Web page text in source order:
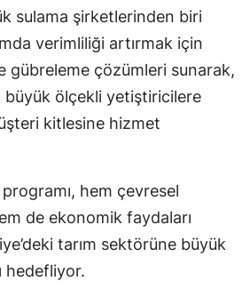
sulama şirketlerinden biri
verimliliği artırmak için
gübreleme çözümleri sunarak,
ölçekli yetiştiricilere
kitlesine hizmet
hem çevresel
de ekonomik faydaları
tarım sektörüne büyük
hedefliyor.